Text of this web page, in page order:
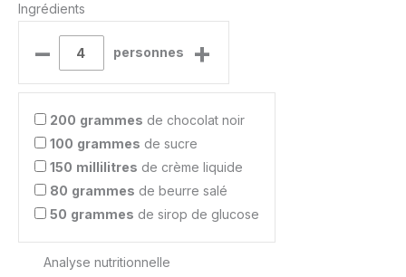
Ingrédients
– personnes +
200 grammes de chocolat noir
100 grammes de sucre
150 millilitres de crème liquide
80 grammes de beurre salé
50 grammes de sirop de glucose
Analyse nutritionnelle